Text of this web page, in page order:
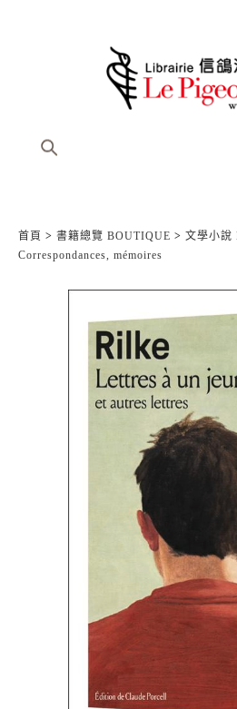
首頁 > 書籍總覽 BOUTIQUE > 文學小說
Correspondances, mémoires